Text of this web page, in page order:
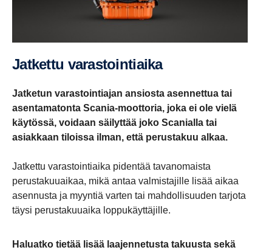
Jatkettu varas­toin­tiaika
Jatketun varastointiajan ansiosta asennettua tai
asentamatonta Scania-moottoria, joka ei ole vielä
käytössä, voidaan säilyttää joko Scanialla tai
asiakkaan tiloissa ilman, että perustakuu alkaa.
Jatkettu varastointiaika pidentää tavanomaista
perustakuuaikaa, mikä antaa valmistajille lisää aikaa
asennusta ja myyntiä varten tai mahdollisuuden tarjota
täysi perustakuuaika loppukäyttäjille.
Haluatko tietää lisää laajennetusta takuusta sekä